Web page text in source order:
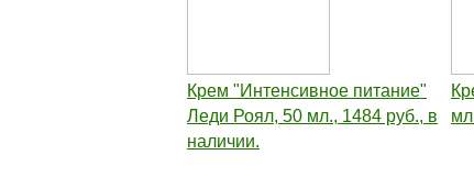
Крем "Интенсивное питание"
Леди Роял, 50 мл., 1484 руб., в
наличии.